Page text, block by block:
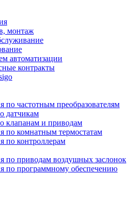
монтаж
автоматизации
контракты
по частотным преобразователям
датчикам
клапанам и приводам
по комнатным термостатам
по контроллерам
по приводам воздушных заслонок
по программному обеспечению